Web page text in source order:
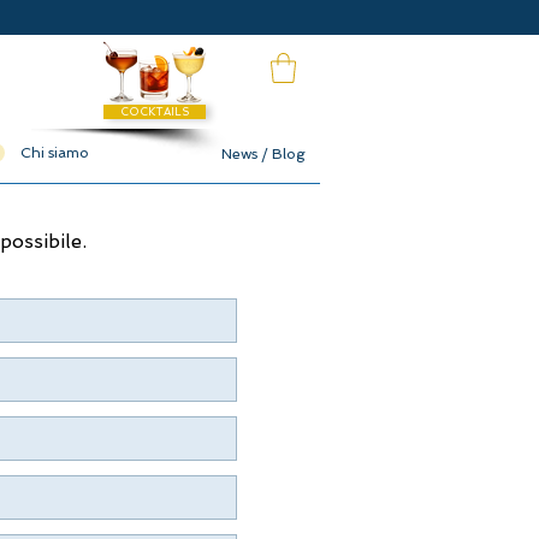
COCKTAILS
Chi siamo News / Blog